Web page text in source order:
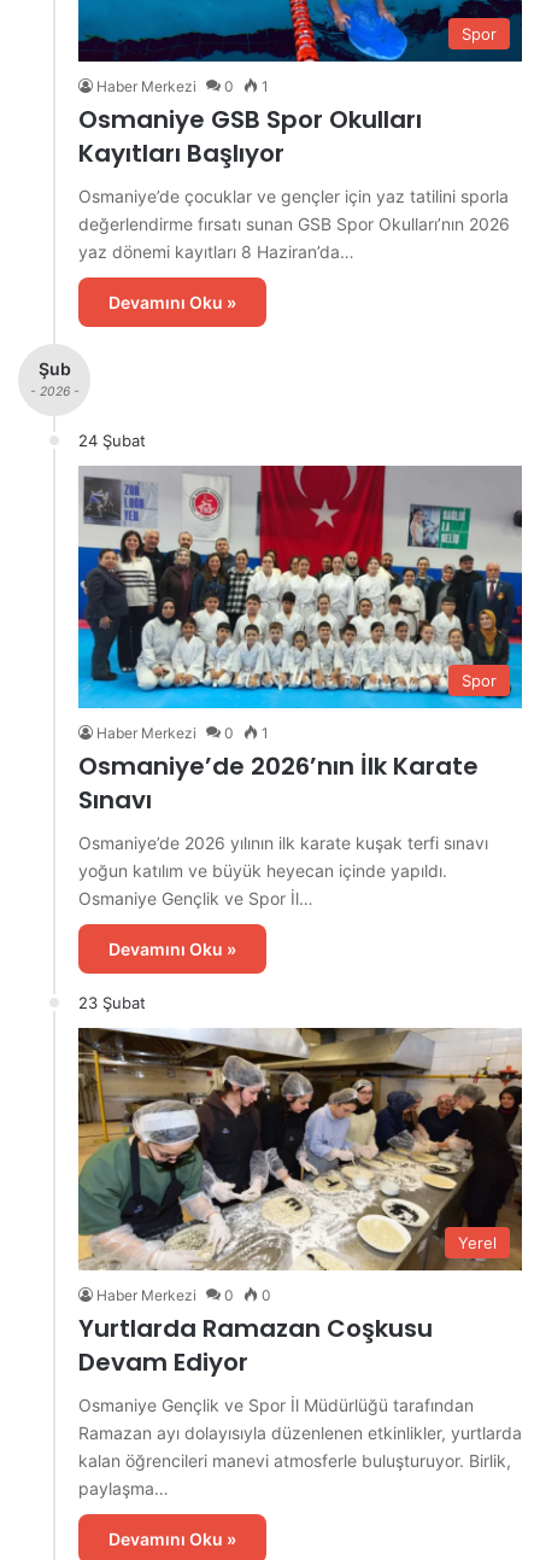
Spor
Haber Merkezi 0 1
Osmaniye GSB Spor Okulları
Kayıtları Başlıyor
Osmaniye’de çocuklar ve gençler için yaz tatilini sporla
değerlendirme fırsatı sunan GSB Spor Okulları’nın 2026
yaz dönemi kayıtları 8 Haziran’da…
Devamını Oku »
Şub
- 2026 -
24 Şubat
Spor
Haber Merkezi 0 1
Osmaniye’de 2026’nın İlk Karate
Sınavı
Osmaniye’de 2026 yılının ilk karate kuşak terfi sınavı
yoğun katılım ve büyük heyecan içinde yapıldı.
Osmaniye Gençlik ve Spor İl…
Devamını Oku »
23 Şubat
Yerel
Haber Merkezi 0 0
Yurtlarda Ramazan Coşkusu
Devam Ediyor
Osmaniye Gençlik ve Spor İl Müdürlüğü tarafından
Ramazan ayı dolayısıyla düzenlenen etkinlikler, yurtlarda
kalan öğrencileri manevi atmosferle buluşturuyor. Birlik,
paylaşma…
Devamını Oku »